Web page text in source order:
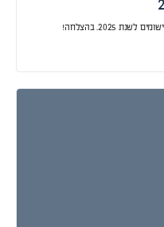
סטודנטים יקרים, ברוכים הבאים לקורס גישות ויישומים לשנת 2025. בהצלחה!